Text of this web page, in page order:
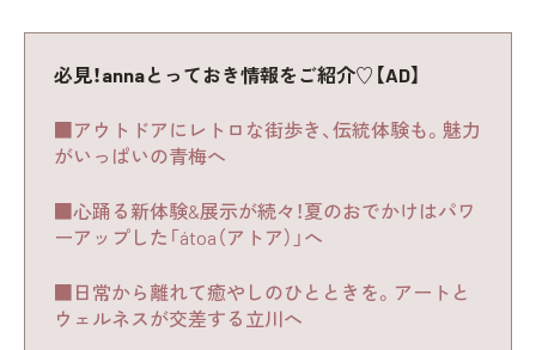
必見！annaとっておき情報をご紹介♡【AD】
■アウトドアにレトロな街歩き、伝統体験も。魅力
がいっぱいの青梅へ
■心踊る新体験&展示が続々！夏のおでかけはパワ
ーアップした「átoa（アトア）」へ
■日常から離れて癒やしのひとときを。アートと
ウェルネスが交差する立川へ